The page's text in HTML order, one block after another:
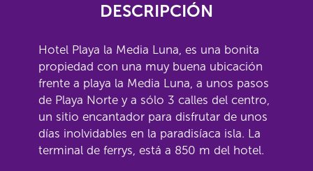
DESCRIPCIÓN
Hotel Playa la Media Luna, es una bonita
propiedad con una muy buena ubicación
frente a playa la Media Luna, a unos pasos
de Playa Norte y a sólo 3 calles del centro,
un sitio encantador para disfrutar de unos
días inolvidables en la paradisíaca isla. La
terminal de ferrys, está a 850 m del hotel.